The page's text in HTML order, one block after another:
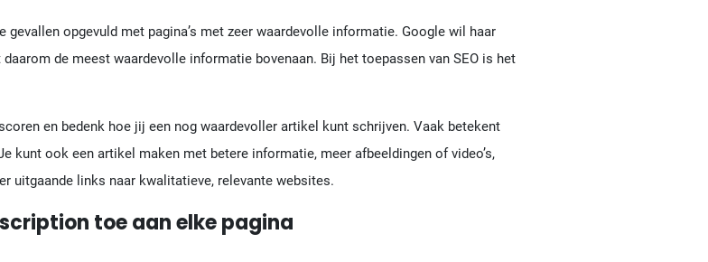
opgevuld met pagina’s met zeer waardevolle informatie. Google wil haar
de meest waardevolle informatie bovenaan. Bij het toepassen van SEO is het
en bedenk hoe jij een nog waardevoller artikel kunt schrijven. Vaak betekent
kunt ook een artikel maken met betere informatie, meer afbeeldingen of video’s,
uitgaande links naar kwalitatieve, relevante websites.
toe aan elke pagina